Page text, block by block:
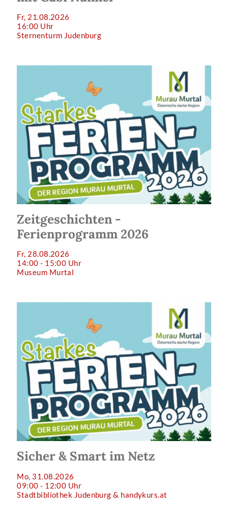
Fr, 21.08.2026
16:00 Uhr
Sternenturm Judenburg
Zeitgeschichten -
Ferienprogramm 2026
Fr, 28.08.2026
14:00 - 15:00 Uhr
Museum Murtal
Sicher & Smart im Netz
Mo, 31.08.2026
09:00 - 12:00 Uhr
Stadtbibliothek Judenburg & handykurs.at